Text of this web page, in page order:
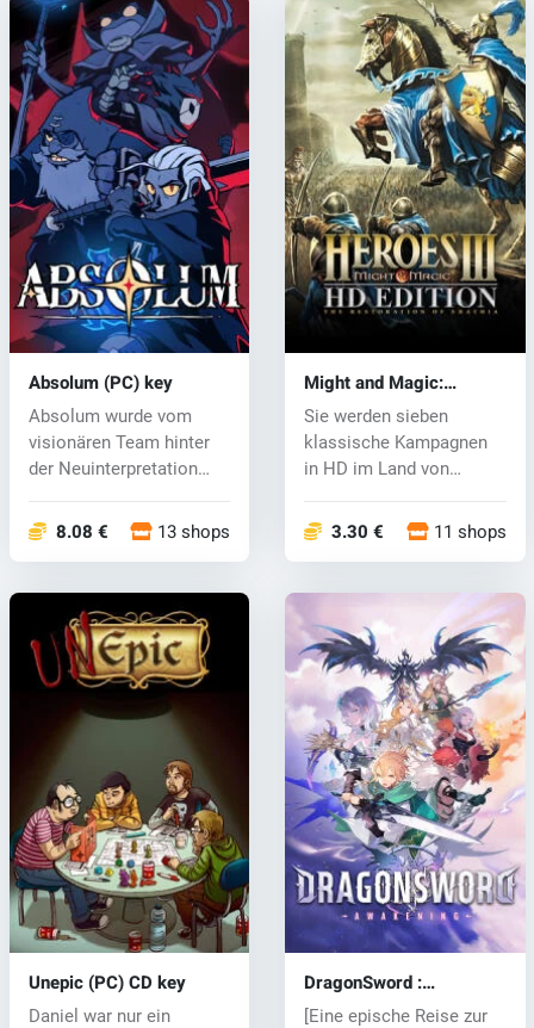
Absolum (PC) key
Absolum wurde vom
visionären Team hinter
der Neuinterpretation
8.08 € 13 shops
Might and Magic:
Heroes III HD (PC) CD
key
Sie werden sieben
klassische Kampagnen
in HD im Land von
3.30 € 11 shops
Unepic (PC) CD key
Daniel war nur ein
DragonSword :
Awakening (PC) key
[Eine epische Reise zur